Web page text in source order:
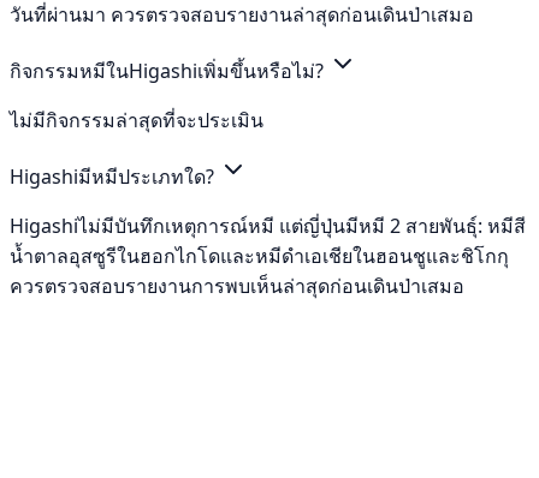
วันที่ผ่านมา ควรตรวจสอบรายงานล่าสุดก่อนเดินป่าเสมอ
กิจกรรมหมีในHigashiเพิ่มขึ้นหรือไม่?
ไม่มีกิจกรรมล่าสุดที่จะประเมิน
Higashiมีหมีประเภทใด?
Higashiไม่มีบันทึกเหตุการณ์หมี แต่ญี่ปุ่นมีหมี 2 สายพันธุ์: หมีสี
น้ำตาลอุสซูรีในฮอกไกโดและหมีดำเอเชียในฮอนชูและชิโกกุ
ควรตรวจสอบรายงานการพบเห็นล่าสุดก่อนเดินป่าเสมอ